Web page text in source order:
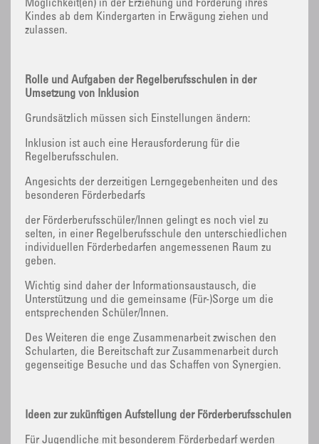
Möglichkeit(en) in der Erziehung und Förderung ihres
Kindes ab dem Kindergarten in Erwägung ziehen und
zulassen.
Rolle und Aufgaben der Regelberufsschulen in der
Umsetzung von Inklusion
Grundsätzlich müssen sich Einstellungen ändern:
Inklusion ist auch eine Herausforderung für die
Regelberufsschulen.
Angesichts der derzeitigen Lerngegebenheiten und des
besonderen Förderbedarfs
der Förderberufsschüler/Innen gelingt es noch viel zu
selten, in einer Regelberufsschule den unterschiedlichen
individuellen Förderbedarfen angemessenen Raum zu
geben.
Wichtig sind daher der Informationsaustausch, die
Unterstützung und die gemeinsame (Für-)Sorge um die
entsprechenden Schüler/Innen.
Des Weiteren die enge Zusammenarbeit zwischen den
Schularten, die Bereitschaft zur Zusammenarbeit durch
gegenseitige Besuche und das Schaffen von Synergien.
Ideen zur zukünftigen Aufstellung der Förderberufsschulen
Für Jugendliche mit besonderem Förderbedarf werden